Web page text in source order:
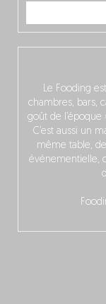
Le Fooding
chambres, bars,
goût de l’époque
C’est aussi un
même table,
événementielle,